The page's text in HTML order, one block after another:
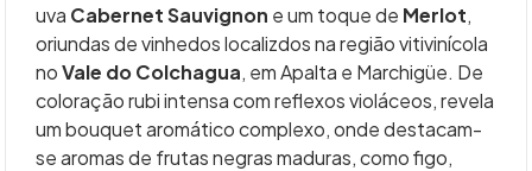
uva Cabernet Sauvignon e um toque de Merlot,
oriundas de vinhedos localizdos na região vitivinícola
noVale do Colchagua, em Apalta e Marchigüe. De
coloração rubi intensa com reflexos violáceos, revela
um bouquet aromático complexo, onde destacam-
se aromas de frutas negras maduras, como figo,